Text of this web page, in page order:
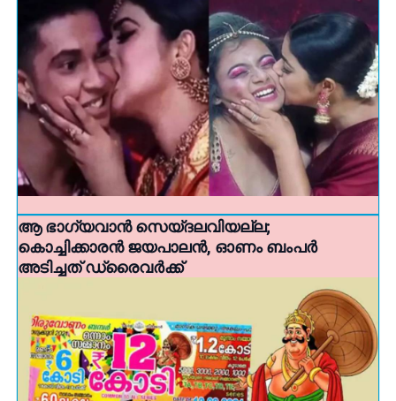
ആ ഭാഗ്യവാൻ സെയ്‌ദലവിയല്ല;
കൊച്ചിക്കാരൻ ജയപാലൻ, ഓണം ബംപർ
അടിച്ചത് ഡ്രൈവർക്ക്